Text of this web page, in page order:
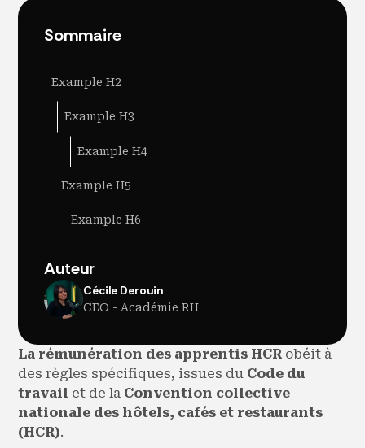
La rémunération des apprentis HCR obéit à
des règles spécifiques, issues du Code du
travail et de la Convention collective
nationale des hôtels, cafés et restaurants
(HCR).
Sommaire
Example H2
Example H3
Example H4
Example H5
Example H6
Auteur
Cécile Derouin
CEO - Académie RH